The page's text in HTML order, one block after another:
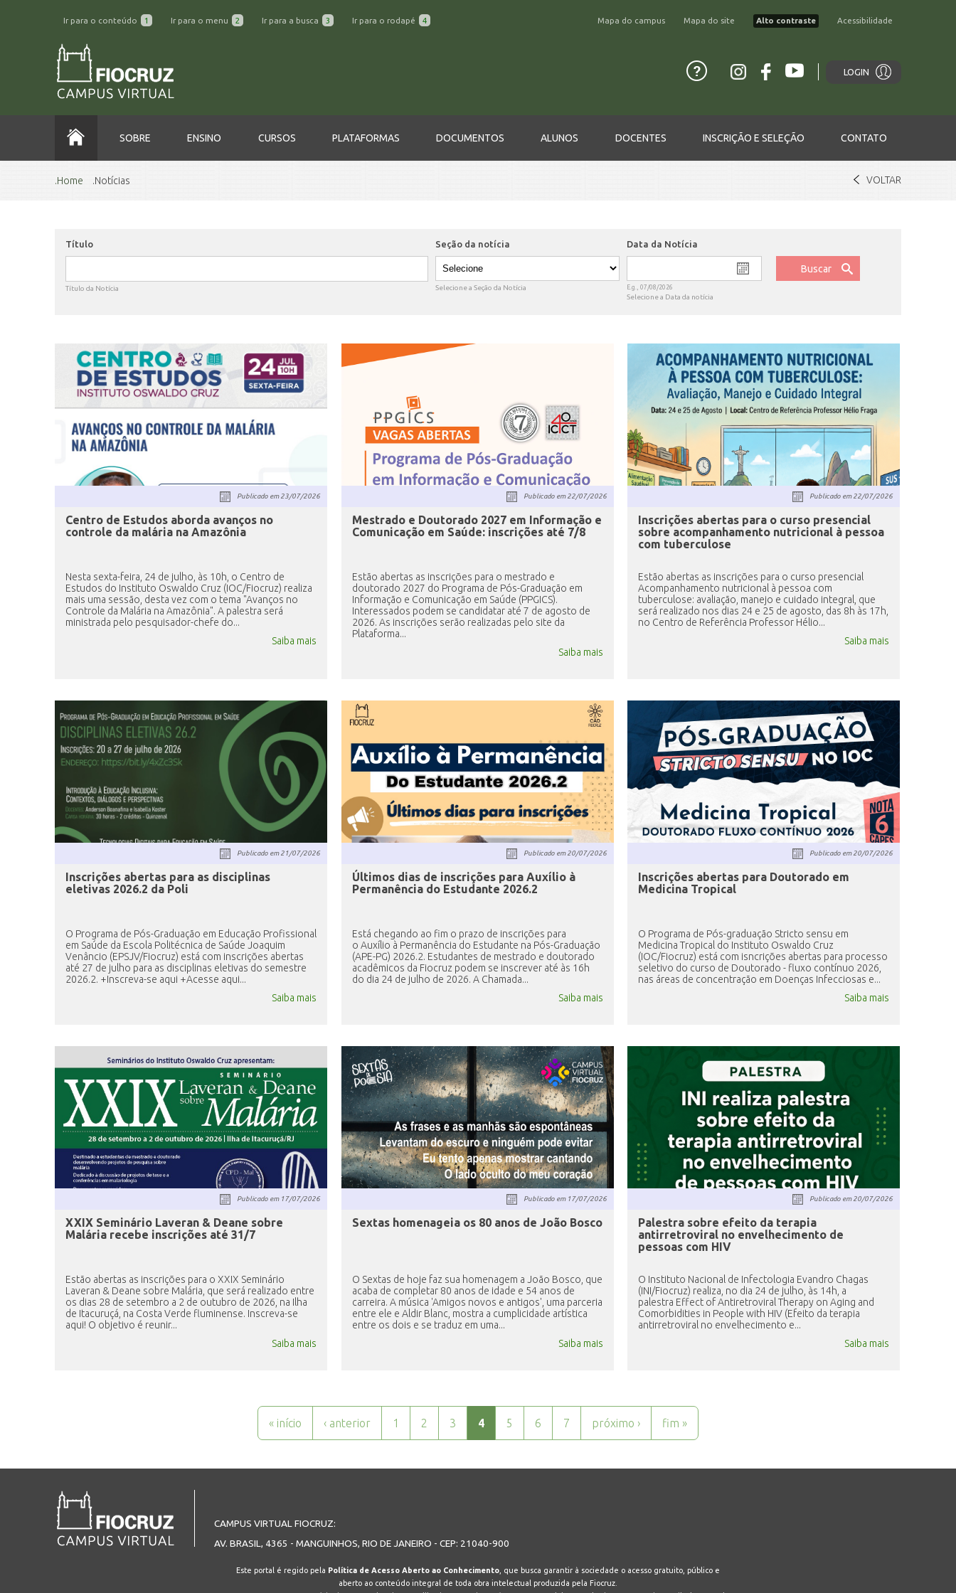
Ir para o conteúdo 1 Ir para o menu 2 Ir para a busca 3 Ir para o rodapé 4 Mapa do campus Mapa do site Alto contraste Acessibilidade
LOGIN
SOBRE ENSINO CURSOS PLATAFORMAS DOCUMENTOS ALUNOS DOCENTES INSCRIÇÃO E SELEÇÃO CONTATO
Home Notícias VOLTAR
Título
Título da Notícia
Seção da notícia
Selecione a Seção da Notícia
Data da Notícia
E.g., 07/08/2026
Selecione a Data da notícia
Publicado em23/07/2026
Centro de Estudos aborda avanços no
controle da malária na Amazônia
Nesta sexta-feira, 24 de julho, às 10h, o Centro de
Estudos do Instituto Oswaldo Cruz (IOC/Fiocruz) realiza
mais uma sessão, desta vez com o tema "Avanços no
Controle da Malária na Amazônia". A palestra será
ministrada pelo pesquisador-chefe do...
Saiba mais
Publicado em22/07/2026
Mestrado e Doutorado 2027 em Informação e
Comunicação em Saúde: inscrições até 7/8
Estão abertas as inscrições para o mestrado e
doutorado 2027 do Programa de Pós-Graduação em
Informação e Comunicação em Saúde (PPGICS).
Interessados podem se candidatar até 7 de agosto de
2026. As inscrições serão realizadas pelo site da
Plataforma...
Saiba mais
Publicado em22/07/2026
Inscrições abertas para o curso presencial
sobre acompanhamento nutricional à pessoa
com tuberculose
Estão abertas as inscrições para o curso presencial
Acompanhamento nutricional à pessoa com
tuberculose: avaliação, manejo e cuidado integral, que
será realizado nos dias 24 e 25 de agosto, das 8h às 17h,
no Centro de Referência Professor Hélio...
Saiba mais
Publicado em21/07/2026
Inscrições abertas para as disciplinas
eletivas 2026.2 da Poli
O Programa de Pós-Graduação em Educação Profissional
em Saúde da Escola Politécnica de Saúde Joaquim
Venâncio (EPSJV/Fiocruz) está com inscrições abertas
até 27 de julho para as disciplinas eletivas do semestre
2026.2. +Inscreva-se aqui +Acesse aqui...
Saiba mais
Publicado em20/07/2026
Últimos dias de inscrições para Auxílio à
Permanência do Estudante 2026.2
Está chegando ao fim o prazo de inscrições para
o Auxílio à Permanência do Estudante na Pós-Graduação
(APE-PG) 2026.2. Estudantes de mestrado e doutorado
acadêmicos da Fiocruz podem se inscrever até às 16h
do dia 24 de julho de 2026. A Chamada...
Saiba mais
Publicado em20/07/2026
Inscrições abertas para Doutorado em
Medicina Tropical
O Programa de Pós-graduação Stricto sensu em
Medicina Tropical do Instituto Oswaldo Cruz
(IOC/Fiocruz) está com isncrições abertas para processo
seletivo do curso de Doutorado - fluxo contínuo 2026,
nas áreas de concentração em Doenças Infecciosas e...
Saiba mais
Publicado em 17/07/2026
XXIX Seminário Laveran & Deane sobre
Malária recebe inscrições até 31/7
Estão abertas as inscrições para o XXIX Seminário
Laveran & Deane sobre Malária, que será realizado entre
os dias 28 de setembro a 2 de outubro de 2026, na Ilha
de Itacuruçá, na Costa Verde fluminense. Inscreva-se
aqui! O objetivo é reunir...
Saiba mais
Publicado em 17/07/2026
Sextas homenageia os 80 anos de João Bosco
O Sextas de hoje faz sua homenagem a João Bosco, que
acaba de completar 80 anos de idade e 54 anos de
carreira. A música 'Amigos novos e antigos', uma parceria
entre ele e Aldir Blanc, mostra a cumplicidade artística
entre os dois e se traduz em uma...
Saiba mais
Publicado em20/07/2026
Palestra sobre efeito da terapia
antirretroviral no envelhecimento de
pessoas com HIV
O Instituto Nacional de Infectologia Evandro Chagas
(INI/Fiocruz) realiza, no dia 24 de julho, às 14h, a
palestra Effect of Antiretroviral Therapy on Aging and
Comorbidities in People with HIV (Efeito da terapia
antirretroviral no envelhecimento e...
Saiba mais
« início ‹ anterior 1 2 3 4 5 6 7 próximo › fim »
CAMPUS VIRTUAL FIOCRUZ:
AV. BRASIL, 4365 - MANGUINHOS, RIO DE JANEIRO - CEP: 21040-900
Este portal é regido pela Política de Acesso Aberto ao Conhecimento , que busca garantir à sociedade o acesso gratuito, público e
aberto ao conteúdo integral de toda obra intelectual produzida pela Fiocruz.